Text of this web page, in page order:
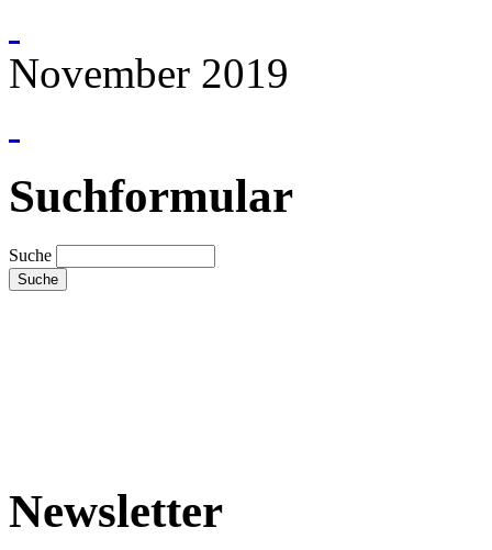
November 2019
Suchformular
Suche
Newsletter